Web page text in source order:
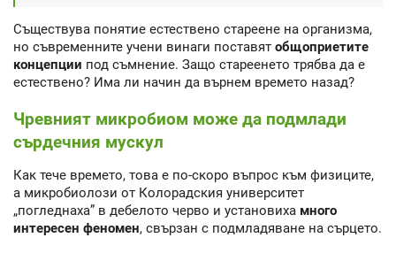
Съществува понятие естествено стареене на организма,
но съвременните учени винаги поставят общоприетите
концепции под съмнение. Защо стареенето трябва да е
естествено? Има ли начин да върнем времето назад?
Чревният микробиом може да подмлади
сърдечния мускул
Как тече времето, това е по-скоро въпрос към физиците,
а микробиолози от Колорадския университет
„погледнаха” в дебелото черво и установиха много
интересен феномен, свързан с подмладяване на сърцето.